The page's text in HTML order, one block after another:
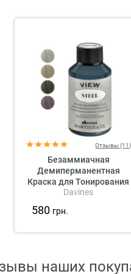
Отзывы (11)
Безаммиачная
Демиперманентная
Краска для Тонирования
Волос Davines View High
Shine Demi-Permanent
Colour Special Nuances, 60
Davines
580 грн.
наших